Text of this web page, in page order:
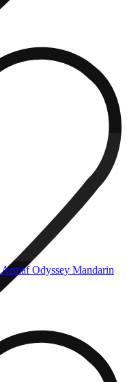
Armaf Odyssey Mandarin